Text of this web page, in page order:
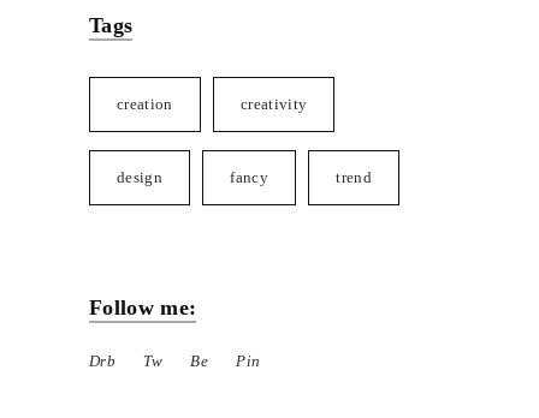
Tags
creation creativity
design fancy trend
Follow me:
Drb Tw Be Pin